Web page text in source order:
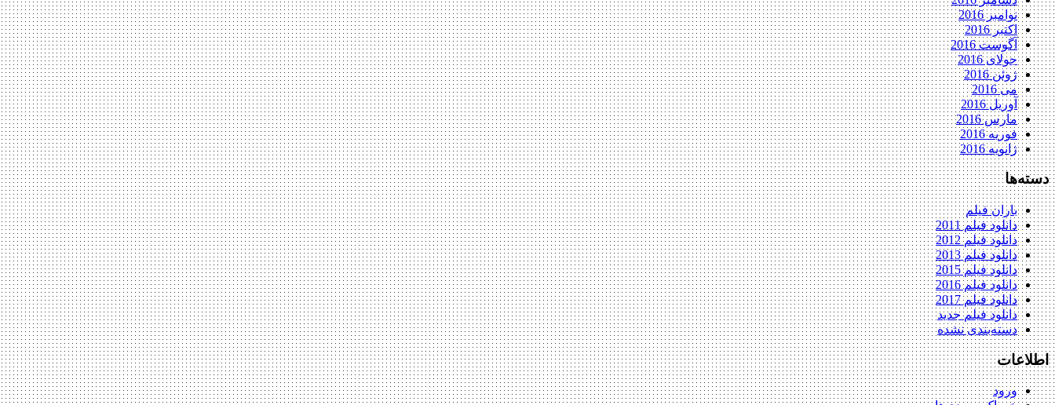
نوامبر 2016
اکتبر 2016
آگوست 2016
جولای 2016
ژوئن 2016
می 2016
آوریل 2016
مارس 2016
فوریه 2016
ژانویه 2016
دسته‌ها
باران فیلم
دانلود فیلم 2011
دانلود فیلم 2012
دانلود فیلم 2013
دانلود فیلم 2015
دانلود فیلم 2016
دانلود فیلم 2017
دانلود فیلم جدید
دسته‌بندی نشده
اطلاعات
ورود